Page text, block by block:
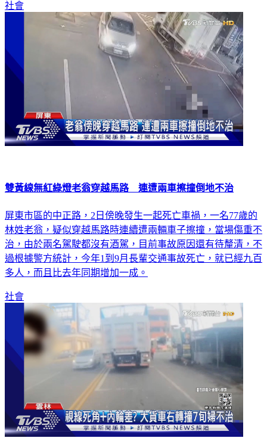
社會
雙黃線無紅綠燈老翁穿越馬路 連遭兩車擦撞倒地不治
屏東市區的中正路，2日傍晚發生一起死亡車禍，一名77歲的
林姓老翁，疑似穿越馬路時連續遭兩輛車子擦撞，當場傷重不
治，由於兩名駕駛都沒有酒駕，目前事故原因還有待釐清，不
過根據警方統計，今年1到9月長輩交通事故死亡，就已經九百
多人，而且比去年同期增加一成。
社會